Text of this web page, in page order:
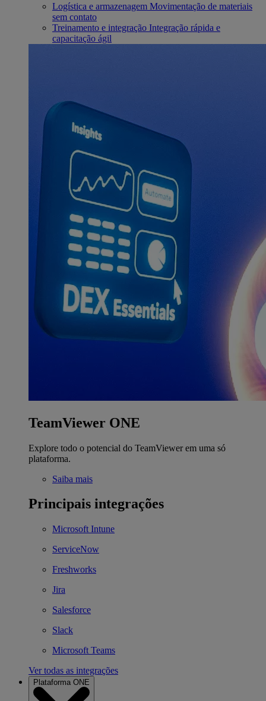
Logística e armazenagem Movimentação de materiais
sem contato
Treinamento e integração Integração rápida e
capacitação ágil
TeamViewer ONE
Explore todo o potencial do TeamViewer em uma só
plataforma.
Saiba mais
Principais integrações
Microsoft Intune
ServiceNow
Freshworks
Jira
Salesforce
Slack
Microsoft Teams
Ver todas as integrações
Plataforma ONE